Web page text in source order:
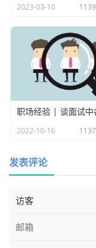
`id` bigint(11)
`name`
`score`
primary key
)
2023-03-10
2022-10-16
发表评论